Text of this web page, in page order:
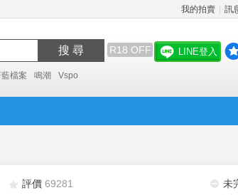
我的拍賣 訊
搜 尋 R18 OFF
檔案 鳴潮 Vspo
LINE登入
評價 69281
未